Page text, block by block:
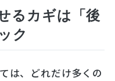
るカギは「後
ク
は、どれだけ多くの